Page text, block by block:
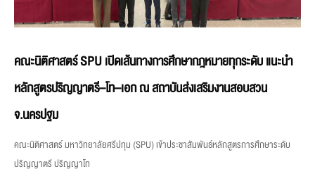
คณะนิติศาสตร์ SPU เปิดเส้นทางการศึกษากฎหมายทุกระดับ แนะนำ
หลักสูตรปริญญาตรี–โท–เอก ณ สถาบันส่งเสริมงานสอบสวน
จ.นครปฐม
คณะนิติศาสตร์ มหาวิทยาลัยศรีปทุม (SPU) เข้าประชาสัมพันธ์หลักสูตรการศึกษาระดับ
ปริญญาตรี ปริญญาโท